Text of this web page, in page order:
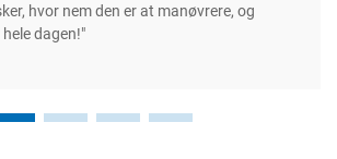
hvor nem den er at manøvrere, og
dagen!"